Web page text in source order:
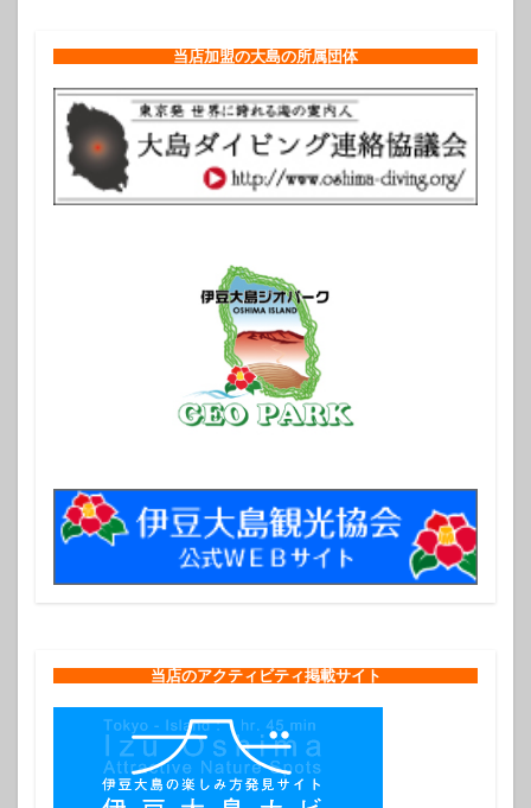
当店加盟の大島の所属団体
当店のアクティビティ掲載サイト